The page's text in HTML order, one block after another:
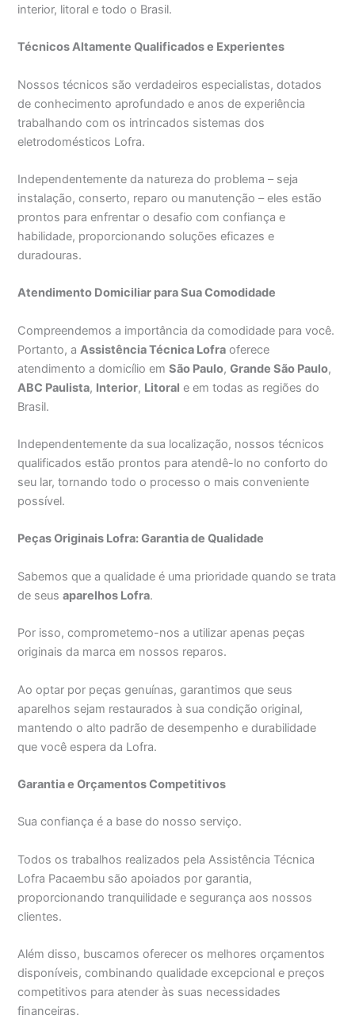
interior, litoral e todo o Brasil.
Técnicos Altamente Qualificados e Experientes
Nossos técnicos são verdadeiros especialistas, dotados
de conhecimento aprofundado e anos de experiência
trabalhando com os intrincados sistemas dos
eletrodomésticos Lofra.
Independentemente da natureza do problema – seja
instalação, conserto, reparo ou manutenção – eles estão
prontos para enfrentar o desafio com confiança e
habilidade, proporcionando soluções eficazes e
duradouras.
Atendimento Domiciliar para Sua Comodidade
Compreendemos a importância da comodidade para você.
Portanto, aAssistência Técnica Lofra oferece
atendimento a domicílio emSão Paulo,Grande São Paulo,
ABC Paulista, Interior, Litoral e em todas as regiões do
Brasil.
Independentemente da sua localização, nossos técnicos
qualificados estão prontos para atendê-lo no conforto do
seu lar, tornando todo o processo o mais conveniente
possível.
Peças Originais Lofra: Garantia de Qualidade
Sabemos que a qualidade é uma prioridade quando se trata
de seusaparelhos Lofra.
Por isso, comprometemo-nos a utilizar apenas peças
originais da marca em nossos reparos.
Ao optar por peças genuínas, garantimos que seus
aparelhos sejam restaurados à sua condição original,
mantendo o alto padrão de desempenho e durabilidade
que você espera da Lofra.
Garantia e Orçamentos Competitivos
Sua confiança é a base do nosso serviço.
Todos os trabalhos realizados pela Assistência Técnica
Lofra Pacaembu são apoiados por garantia,
proporcionando tranquilidade e segurança aos nossos
clientes.
Além disso, buscamos oferecer os melhores orçamentos
disponíveis, combinando qualidade excepcional e preços
competitivos para atender às suas necessidades
financeiras.